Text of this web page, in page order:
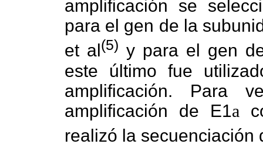
amplificación se
para el gen de la
et al (5) y para el gen
este último fue
amplificación. Para
amplificación de E1a
realizó la secuenciación